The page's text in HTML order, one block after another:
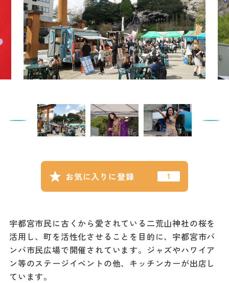
お気に入りに登録
宇都宮市民に古くから愛されている二荒山神社の桜を
活用し、町を活性化させることを目的に、宇都宮市バ
ンバ市民広場で開催されています。ジャズやハワイア
ン等のステージイベントの他、キッチンカーが出店し
ています。
ピックアップ
はじめての宇都宮
宇都宮市民ライター
記事
市民がおすすめ！餃
子店
撮影支援・
MICE
フィルムコミ
ッション
Languag
e
フォトダウン
ロード